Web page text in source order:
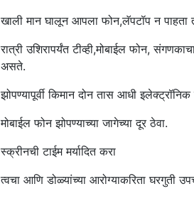
खाली मान घालून आपला फोन,लॅपटॉप न पाहता
रात्री उशिरापर्यंत टीव्ही,मोबाईल फोन,
असते.
झोपण्यापूर्वी किमान दोन तास आधी
मोबाईल फोन झोपण्याच्या जागेच्या दूर ठेवा.
स्क्रीनची टाईम मर्यादित करा
त्वचा आणि डोळ्यांच्या आरोग्याकरिता घरगुती